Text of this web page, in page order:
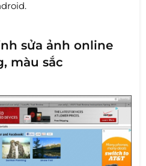
sửa ảnh online
màu sắc